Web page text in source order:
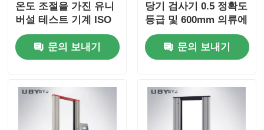
온도 조절을 가진 유니
버설 테스트 기계 ISO
ASTM GB 표준에 맞는
10KN 최대 힘에서 팽
창 강도 테스트
문의 보내기
당기 검사기 0.5 정확도
등급 및 600mm 의류에
대한 효과적인 테스트
공간
문의 보내기